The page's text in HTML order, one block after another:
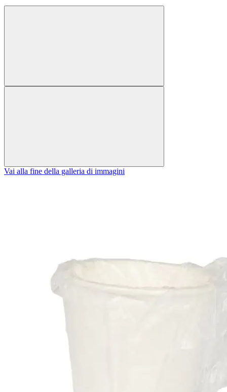
Vai alla fine della galleria di immagini